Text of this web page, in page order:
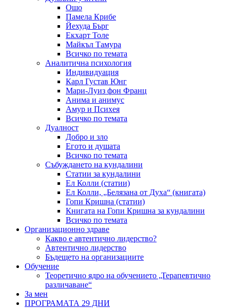
Ошо
Памела Крибе
Йехуда Бърг
Екхарт Толе
Майкъл Тамура
Всичко по темата
Аналитична психология
Индивидуация
Карл Густав Юнг
Мари-Луиз фон Франц
Анима и анимус
Амур и Психея
Всичко по темата
Дуалност
Добро и зло
Егото и душата
Всичко по темата
Събуждането на кундалини
Статии за кундалини
Ел Колли (статии)
Ел Колли, „Белязана от Духа“ (книгата)
Гопи Кришна (статии)
Книгата на Гопи Кришна за кундалини
Всичко по темата
Организационно здраве
Какво е автентично лидерство?
Автентично лидерство
Бъдещето на организациите
Обучение
Теоретично ядро на обучението „Терапевтично
различаване“
За мен
ПРОГРАМАТА 29 ДНИ